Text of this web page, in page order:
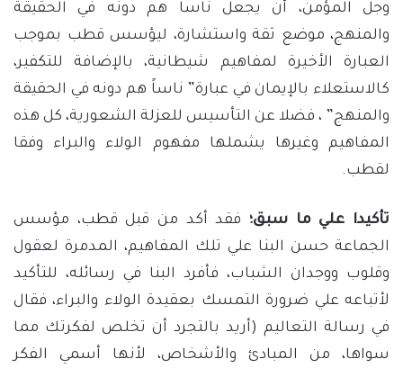
وجل المؤمن، أن يجعل ناساً هم دونه في الحقيقة
والمنهج، موضع ثقة واستشارة، ليؤسس قطب بموجب
العبارة الأخيرة لمفاهيم شيطانية، بالإضافة للتكفير،
كالاستعلاء بالإيمان في عبارة” ناساً هم دونه في الحقيقة
والمنهج” ، فضلا عن التأسيس للعزلة الشعورية، كل هذه
المفاهيم وغيرها يشملها مفهوم الولاء والبراء وفقا
لقطب.
تأكيدا علي ما سبق؛ فقد أكد من قبل قطب، مؤسس
الجماعة حسن البنا علي تلك المفاهيم، المدمرة لعقول
وقلوب ووجدان الشباب، فأفرد البنا في رسائله، للتأكيد
لأتباعه علي ضرورة التمسك بعقيدة الولاء والبراء، فقال
في رسالة التعاليم (أريد بالتجرد أن تخلص لفكرتك مما
سواها، من المبادئ والأشخاص، لأنها أسمي الفكر